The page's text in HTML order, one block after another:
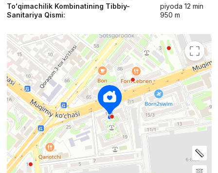
Toʻqimachilik Kombinatining Tibbiy-
Sanitariya Qismi:
piyoda 12 min
950 m